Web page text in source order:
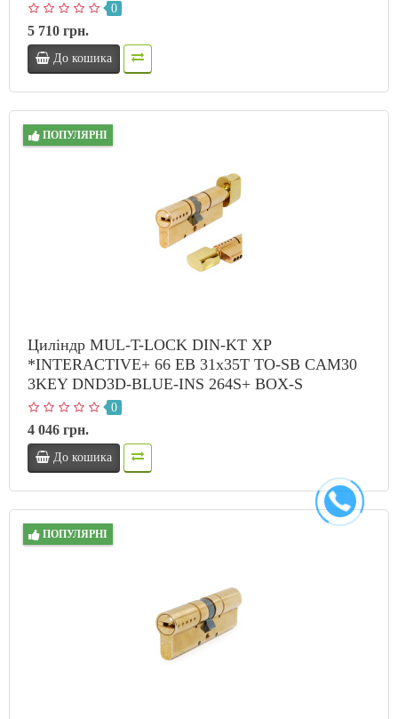
0
5 710 грн.
До кошика
ПОПУЛЯРНІ
Циліндр MUL-T-LOCK DIN-KT XP
*INTERACTIVE+ 66 EB 31x35T TO-SB CAM30
3KEY DND3D-BLUE-INS 264S+ BOX-S
0
4 046 грн.
До кошика
ПОПУЛЯРНІ